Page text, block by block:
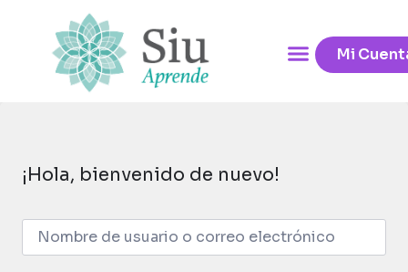
Mi
¡Hola, bienvenido de nuevo!